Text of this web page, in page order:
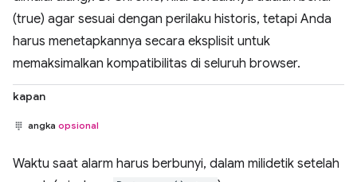
(true) agar sesuai dengan perilaku historis, tetapi Anda
harus menetapkannya secara eksplisit untuk
memaksimalkan kompatibilitas di seluruh browser.
kapan
angka opsional
Waktu saat alarm harus berbunyi, dalam milidetik setelah